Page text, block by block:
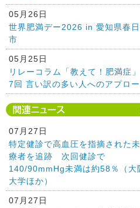
05月26日
世界肥満デー2026 in 愛知県春
市
05月25日
リレーコラム「教えて！肥満症
7回 言い訳の多い人へのアプロ
07月27日
特定健診で高血圧を指摘された
療者を追跡 次回健診で
140/90mmHg未満は約58％（大
大学ほか）
07月27日